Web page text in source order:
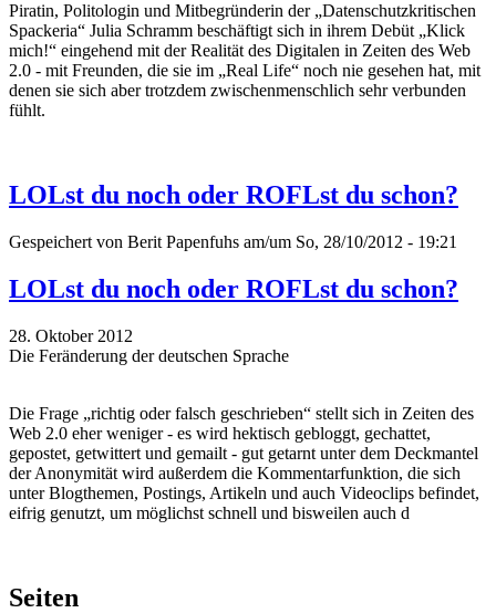
Piratin, Politologin und Mitbegründerin der „Datenschutzkritischen
Spackeria“ Julia Schramm beschäftigt sich in ihrem Debüt „Klick
mich!“ eingehend mit der Realität des Digitalen in Zeiten des Web
2.0 - mit Freunden, die sie im „Real Life“ noch nie gesehen hat, mit
denen sie sich aber trotzdem zwischenmenschlich sehr verbunden
fühlt.
LOLst du noch oder ROFLst du schon?
Gespeichert von Berit Papenfuhs am/um So, 28/10/2012 - 19:21
LOLst du noch oder ROFLst du schon?
28. Oktober 2012
Die Feränderung der deutschen Sprache
Die Frage „richtig oder falsch geschrieben“ stellt sich in Zeiten des
Web 2.0 eher weniger - es wird hektisch gebloggt, gechattet,
gepostet, getwittert und gemailt - gut getarnt unter dem Deckmantel
der Anonymität wird außerdem die Kommentarfunktion, die sich
unter Blogthemen, Postings, Artikeln und auch Videoclips befindet,
eifrig genutzt, um möglichst schnell und bisweilen auch d
Seiten